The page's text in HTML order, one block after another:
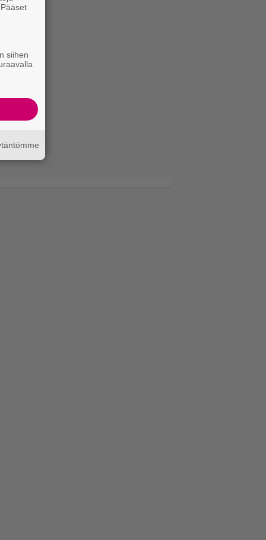
siihen